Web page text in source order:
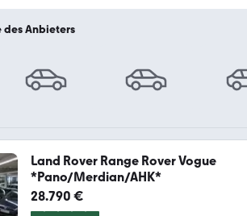
des Anbieters
Land Rover Range Rover Vogue
*Pano/Merdian/AHK*
28.790 €